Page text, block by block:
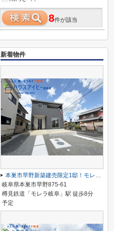
8件が該当
新着物件
本巣市早野新築建売限定1邸！モレラ岐阜まで徒歩5分！お買い物便利♪最寄りの駅まで徒歩8分です♪
岐阜県本巣市早野875-61
樽見鉄道「モレラ岐阜」駅 徒歩8分
予定